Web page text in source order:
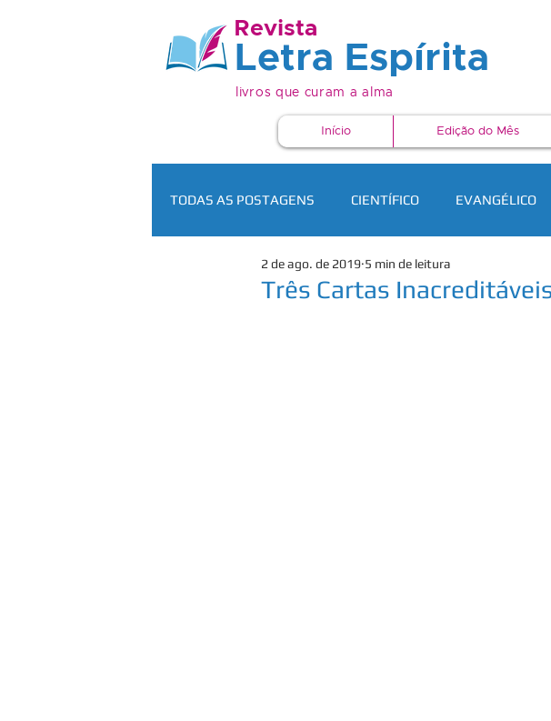
Revista
Letra Espírita
livros que curam a alma
Início Edição do Mês
TODAS AS POSTAGENS CIENTÍFICO EVANGÉLICO
Três Cartas
2 de ago. de 2019 5 min de leitura